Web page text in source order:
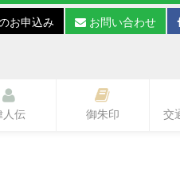
お申込み お問い合わせ
人伝 御朱印 交